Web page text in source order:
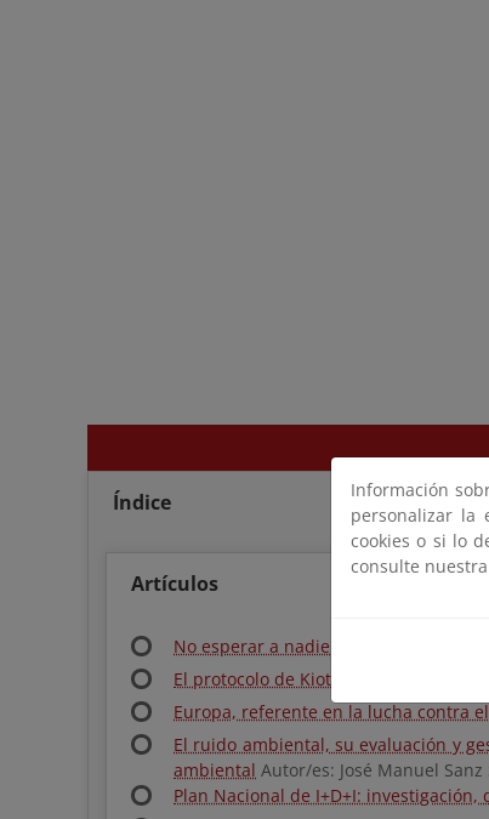
Índice
Artículos
No esperar a nadie
El protocolo de Kioto va más allá: COP
Europa, referente en la lucha contra
El ruido ambiental, su evaluación y
ambiental Autor/es: José Manuel Sanz
Plan Nacional de I+D+I:
Información
personalizar la
cookies o si lo
consulte nuestra